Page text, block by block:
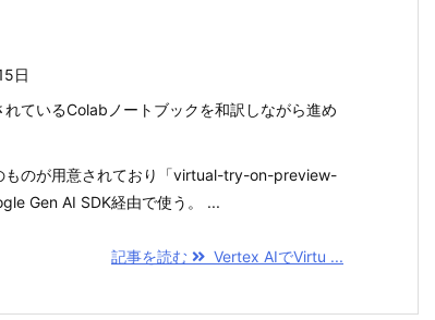
日
れているColabノートブックを和訳しながら進め
ものが用意されており「virtual-try-on-preview-
Gen AI SDK経由で使う。 ...
記事を読む Vertex AIでVirtu ...